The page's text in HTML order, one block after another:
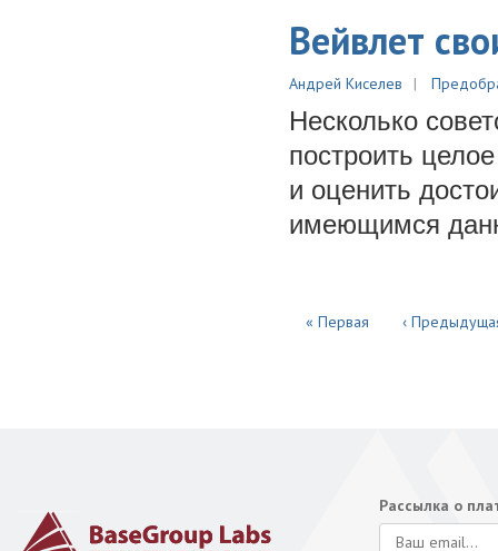
Вейвлет
Андрей Киселев
Несколько
построить
и оценить
имеющимся
« Первая ‹
Рассылка о